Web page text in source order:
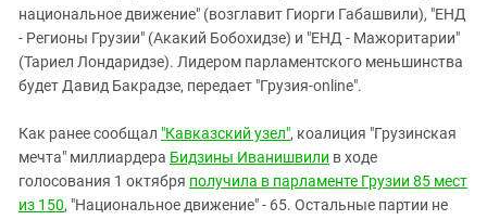
национальное движение" (возглавит Гиорги Габашвили), "ЕНД
- Регионы Грузии" (Акакий Бобохидзе) и "ЕНД - Мажоритарии"
(Тариел Лондаридзе). Лидером парламентского меньшинства
будет Давид Бакрадзе, передает "Грузия-online".
Как ранее сообщал "Кавказский узел", коалиция "Грузинская
мечта" миллиардера Бидзины Иванишвили в ходе
голосования 1 октября получила в парламенте Грузии 85 мест
из 150, "Национальное движение" - 65. Остальные партии не